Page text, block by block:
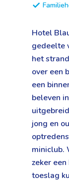
Hotel
gedeelte
het
over een
een
beleven
jong en
miniclub.
zeker
toeslag